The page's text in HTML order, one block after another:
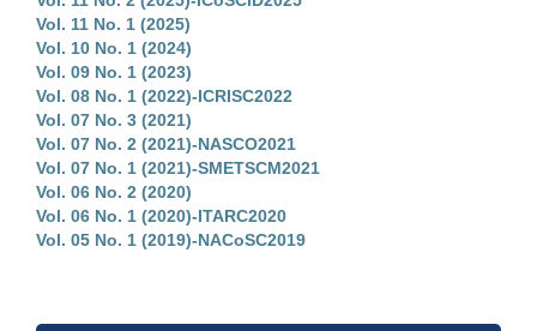
Vol. 11 No. 1 (2025)
Vol. 10 No. 1 (2024)
Vol. 09 No. 1 (2023)
Vol. 08 No. 1 (2022)-ICRISC2022
Vol. 07 No. 3 (2021)
Vol. 07 No. 2 (2021)-NASCO2021
Vol. 07 No. 1 (2021)-SMETSCM2021
Vol. 06 No. 2 (2020)
Vol. 06 No. 1 (2020)-ITARC2020
Vol. 05 No. 1 (2019)-NACoSC2019